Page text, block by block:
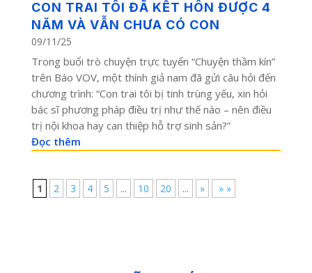
CON TRAI TÔI ĐÃ KẾT HÔN ĐƯỢC 4
NĂM VÀ VẪN CHƯA CÓ CON
09/11/25
Trong buổi trò chuyện trực tuyến “Chuyện thầm kín”
trên Báo VOV, một thính giả nam đã gửi câu hỏi đến
chương trình: “Con trai tôi bị tinh trùng yếu, xin hỏi
bác sĩ phương pháp điều trị như thế nào – nên điều
trị nội khoa hay can thiệp hỗ trợ sinh sản?”
Đọc thêm
1 2 3 4 5 ... 10 20 ... » » »